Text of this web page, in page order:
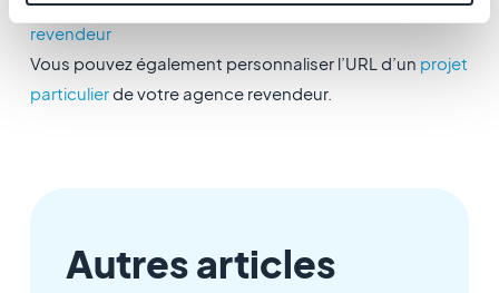
revendeur
Vous pouvez également personnaliser l’URL d’un projet
particulierde votre agence revendeur.
Autres articles